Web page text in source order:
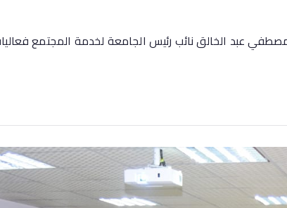
عبد الخالق نائب رئيس الجامعة لخدمة المجتمع فعاليات